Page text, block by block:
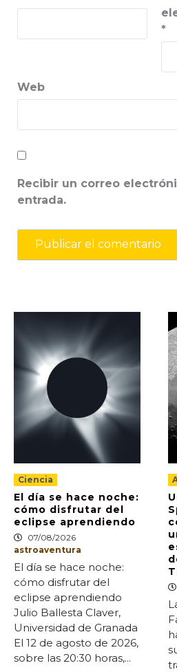
*
Web
Recibir un correo
entrada.
Ciencia
El día se hace noche:
cómo disfrutar del
eclipse aprendiendo
07/08/2026
astroaventura
El día se hace noche:
cómo disfrutar del
eclipse aprendiendo
Julio Ballesta Claver,
Universidad de Granada
El 12 de agosto de 2026,
sobre las 20:30 horas,...